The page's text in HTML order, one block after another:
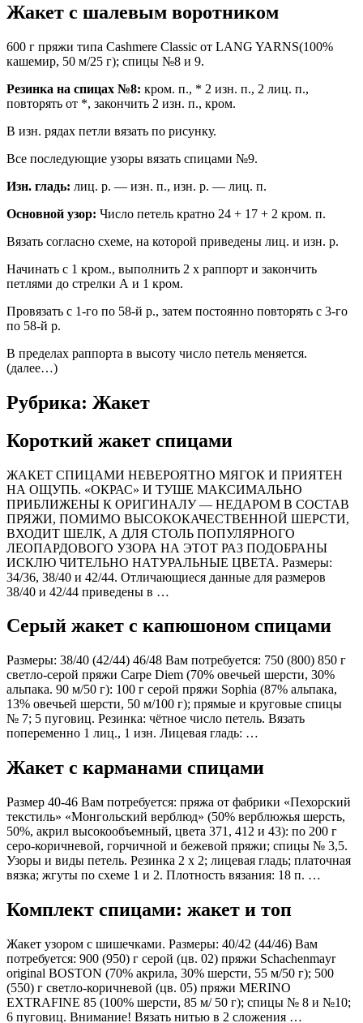
Жакет с шалевым воротником
600 г пряжи типа Cashmere Classic от LANG YARNS(100%
кашемир, 50 м/25 г); спицы №8 и 9.
Резинка на спицах №8: кром. п., * 2 изн. п., 2 лиц. п.,
повторять от *, закончить 2 изн. п., кром.
В изн. рядах петли вязать по рисунку.
Все последующие узоры вязать спицами №9.
Изн. гладь: лиц. р. — изн. п., изн. р. — лиц. п.
Основной узор: Число петель кратно 24 + 17 + 2 кром. п.
Вязать согласно схеме, на которой приведены лиц. и изн. р.
Начинать с 1 кром., выполнить 2 х раппорт и закончить
петлями до стрелки А и 1 кром.
Провязать с 1-го по 58-й р., затем постоянно повторять с 3-го
по 58-й р.
В пределах раппорта в высоту число петель меняется.
(далее…)
Рубрика: Жакет
Короткий жакет спицами
ЖАКЕТ СПИЦАМИ НЕВЕРОЯТНО МЯГОК И ПРИЯТЕН
НА ОЩУПЬ. «ОКРАС» И ТУШЕ МАКСИМАЛЬНО
ПРИБЛИЖЕНЫ К ОРИГИНАЛУ — НЕДАРОМ В СОСТАВ
ПРЯЖИ, ПОМИМО ВЫСОКОКАЧЕСТВЕННОЙ ШЕРСТИ,
ВХО­ДИТ ШЕЛК, А ДЛЯ СТОЛЬ ПОПУЛЯРНО­ГО
ЛЕОПАРДОВОГО УЗОРА НА ЭТОТ РАЗ ПОДОБРАНЫ
ИСКЛЮ ЧИТЕЛЬНО НАТУРАЛЬНЫЕ ЦВЕТА. Размеры:
34/36, 38/40 и 42/44. Отличающиеся данные для размеров
38/40 и 42/44 приведены в …
Серый жакет с капюшоном спицами
Размеры: 38/40 (42/44) 46/48 Вам потребуется: 750 (800) 850 г
светло-серой пряжи Carpe Diem (70% овечьей шерсти, 30%
альпака. 90 м/50 г): 100 г серой пряжи Sophia (87% альпака,
13% овечьей шерсти, 50 м/100 г); прямые и круговые спицы
№ 7; 5 пуговиц. Резинка: чётное число петель. Вязать
попеременно 1 лиц., 1 изн. Лицевая гладь: …
Жакет с карманами спицами
Размер 40-46 Вам потребуется: пряжа от фабрики «Пехорский
текстиль» «Монгольский верблюд» (50% верблюжья шерсть,
50%, акрил высокообъемный, цвета 371, 412 и 43): по 200 г
серо-коричневой, горчичной и бежевой пряжи; спицы № 3,5.
Узоры и виды петель. Резинка 2 х 2; лицевая гладь; платочная
вязка; жгуты по схеме 1 и 2. Плотность вязания: 18 п. …
Комплект спицами: жакет и топ
Жакет узором с шишечками. Размеры: 40/42 (44/46) Вам
потребуется: 900 (950) г серой (цв. 02) пряжи Schachenmayr
original BOSTON (70% акрила, 30% шерсти, 55 м/50 г); 500
(550) г светло-коричневой (цв. 05) пряжи MERINO
EXTRAFINE 85 (100% шерсти, 85 м/ 50 г); спицы № 8 и №10;
6 пуговиц. Внимание! Вязать нитью в 2 сложения …